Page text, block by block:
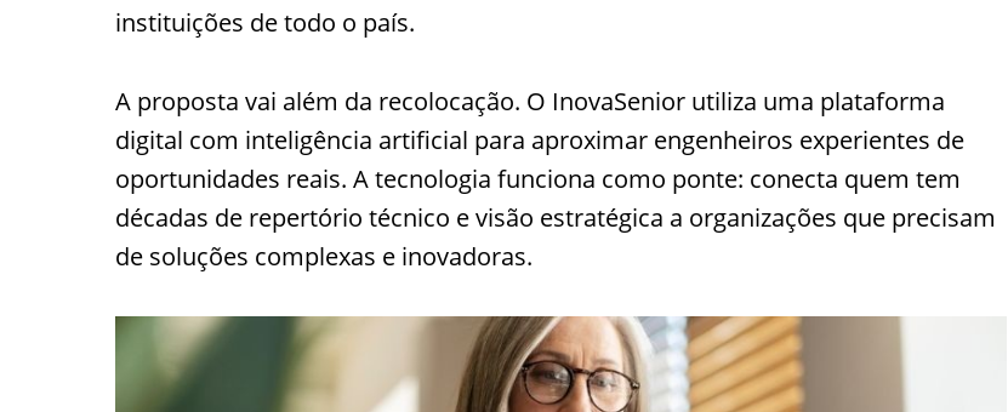
instituições de todo o país.
A proposta vai além da recolocação. O InovaSenior utiliza uma plataforma
digital com inteligência artificial para aproximar engenheiros experientes de
oportunidades reais. A tecnologia funciona como ponte: conecta quem tem
décadas de repertório técnico e visão estratégica a organizações que precisam
de soluções complexas e inovadoras.